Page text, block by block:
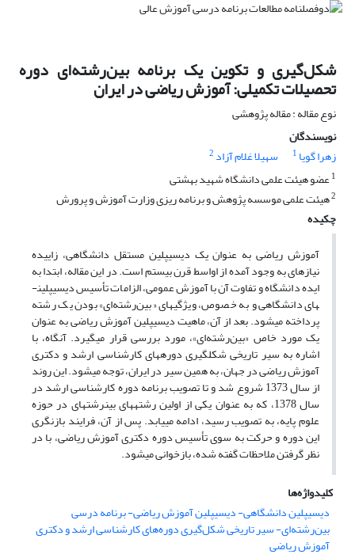
شکل‌گیری و تکوین یک برنامه بین‌رشته‌ای دوره
تحصیلات تکمیلی: آموزش ریاضی در ایران
نوع مقاله : مقاله پژوهشی
نویسندگان
زهرا گویا 1 سهیلا غلام آزاد 2
1عضو هیئت علمی دانشگاه شهید بهشتی
2هیئت علمی موسسه پژوهش و برنامه ریزی وزارت آموزش و پرورش
چکیده
آموزش ریاضی به عنوان یک دیسیپلین مستقل دانشگاهی، زاییده
نیازهای به وجود آمده از اواسط قرن بیستم است. در این مقاله، ابتدا به
ایده دانشگاه و تفاوت آن با آموزش عمومی، الزامات تأسیس دیسیپلین­
های دانشگاهی و به خصوص، ویژگی­های «بین‌رشته‌ای» بودن یک رشته‌
پرداخته می­شود. بعد از آن، ماهیت دیسیپلین آموزش ریاضی به عنوان
یک مورد خاص «بین‌رشته‌ای»، مورد بررسی قرار می­گیرد. آن­گاه، با
اشاره به سیر تاریخی شکل­گیری دوره­های کارشناسی ارشد و دکتری
آموزش ریاضی در جهان، به همین سیر در ایران، توجه می­شود. این روند
از سال 1373 شروع شد و تا تصویب برنامه دوره کارشناسی ارشد در
سال 1378، که به عنوان یکی از اولین رشته­های بین­رشته­ای در حوزه
علوم پایه، به تصویب رسید، ادامه می­یابد. پس از آن، فرایند بازنگری
این دوره و حرکت به سوی تأسیس دوره دکتری آموزش ریاضی، با در
نظر گرفتن ملاحظات گفته شده، بازخوانی می­شود.
کلیدواژه‌ها
دیسیپلین دانشگاهی- دیسیپلین آموزش ریاضی- برنامه درسی
بین‌رشته‌ای- سیر تاریخی شکل‌گیری دوره‌های کارشناسی ارشد و دکتری
آموزش ریاضی